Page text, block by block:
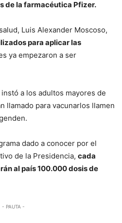
de la farmacéutica Pfizer.
Luis Alexander Moscoso,
para aplicar las
ya empezaron a ser
a los adultos mayores de
llamado para vacunarlos llamen
dado a conocer por el
de la Presidencia, cada
al país 100.000 dosis de
- PAUTA -